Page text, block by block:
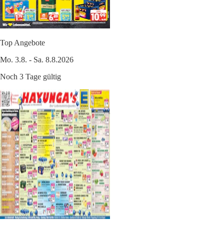
Top Angebote
Mo. 3.8. - Sa. 8.8.2026
Noch 3 Tage gültig